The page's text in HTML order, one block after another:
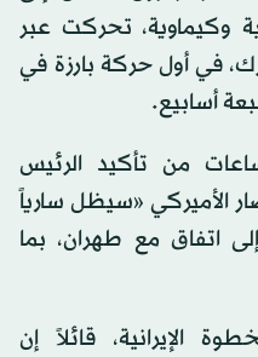
وكيماوية، تحركت عبر
في أول حركة بارزة في
أسابيع.
ساعات من تأكيد الرئيس
الأميركي «سيظل سارياً
اتفاق مع طهران، بما
الإيرانية، قائلاً إن